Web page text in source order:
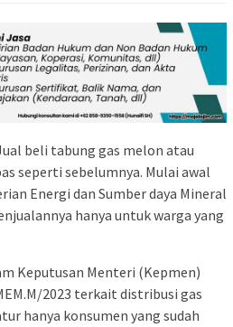
beli tabung gas melon atau
seperti sebelumnya. Mulai awal
Energi dan Sumber daya Mineral
hanya untuk warga yang
Keputusan Menteri (Kepmen)
2023 terkait distribusi gas
hanya konsumen yang sudah